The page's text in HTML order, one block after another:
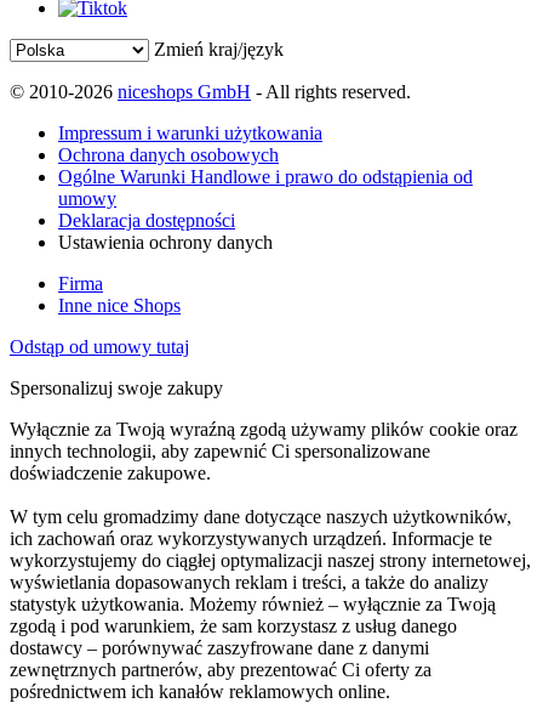
Zmień kraj/język
© 2010-2026 niceshops GmbH - All rights reserved.
Impressum i warunki użytkowania
Ochrona danych osobowych
Ogólne Warunki Handlowe i prawo do odstąpienia od
umowy
Deklaracja dostępności
Ustawienia ochrony danych
Firma
Inne nice Shops
Odstąp od umowy tutaj
Spersonalizuj swoje zakupy
Wyłącznie za Twoją wyraźną zgodą używamy plików cookie oraz
innych technologii, aby zapewnić Ci spersonalizowane
doświadczenie zakupowe.
W tym celu gromadzimy dane dotyczące naszych użytkowników,
ich zachowań oraz wykorzystywanych urządzeń. Informacje te
wykorzystujemy do ciągłej optymalizacji naszej strony internetowej,
wyświetlania dopasowanych reklam i treści, a także do analizy
statystyk użytkowania. Możemy również – wyłącznie za Twoją
zgodą i pod warunkiem, że sam korzystasz z usług danego
dostawcy – porównywać zaszyfrowane dane z danymi
zewnętrznych partnerów, aby prezentować Ci oferty za
pośrednictwem ich kanałów reklamowych online.